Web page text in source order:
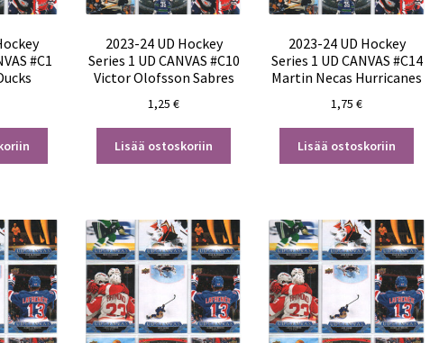
#C1
2023-24 UD Hockey
Series 1 UD CANVAS #C10
Victor Olofsson Sabres
1,25€
Lisää ostoskoriin
2023-24 UD Hockey
Series 1 UD CANVAS #C14
Martin Necas Hurricanes
1,75€
Lisää ostoskoriin